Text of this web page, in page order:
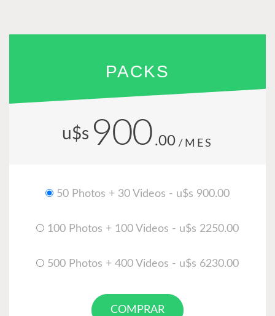
PACKS
u$s 900 .00 /MES
50 Photos + 30 Videos - u$s 900.00
100 Photos + 100 Videos - u$s 2250.00
500 Photos + 400 Videos - u$s 6230.00
COMPRAR